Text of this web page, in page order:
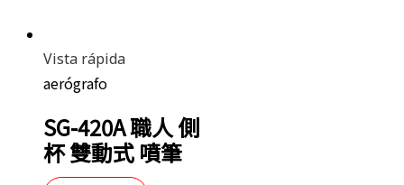
Vista rápida
aerógrafo
SG-420A 職人 側
杯 雙動式 噴筆